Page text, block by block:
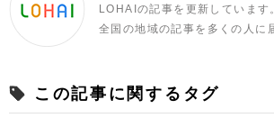
LOHAIの記事を更新しています
全国の地域の記事を多くの人に
この記事に関するタグ